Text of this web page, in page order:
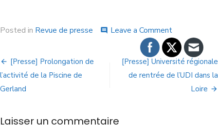
Posted in Revue de presse comment Leave a Comment
[Presse] Prolongation de
l’activité de la Piscine de
Gerland
[Presse] Université régionale
de rentrée de l’UDI dans la
Loire
Laisser un commentaire